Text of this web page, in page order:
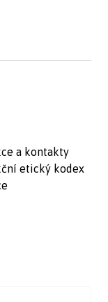
a kontakty
etický kodex